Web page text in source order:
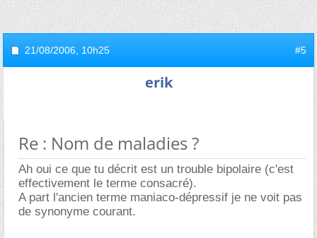
21/08/2006, 10h25 #5
erik
Re : Nom de maladies ?
Ah oui ce que tu décrit est un trouble bipolaire (c'est
effectivement le terme consacré).
A part l'ancien terme maniaco-dépressif je ne voit pas
de synonyme courant.